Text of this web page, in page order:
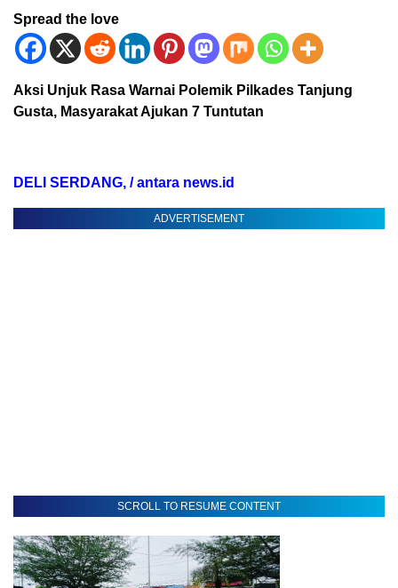
Spread the love
Aksi Unjuk Rasa Warnai Polemik Pilkades Tanjung
Gusta, Masyarakat Ajukan 7 Tuntutan
DELI SERDANG, / antara news.id
ADVERTISEMENT
SCROLL TO RESUME CONTENT